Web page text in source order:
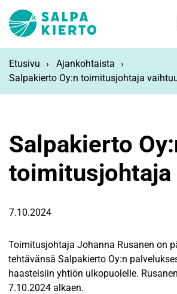
Etusivu
Ajankohtaista
Salpakierto Oy:n toimitusjohtaja
Salpakierto
toimitusjohtaja
7.10.2024
Toimitusjohtaja Johanna Rusanen on
tehtävänsä Salpakierto Oy:n
haasteisiin yhtiön ulkopuolelle.
7.10.2024 alkaen.